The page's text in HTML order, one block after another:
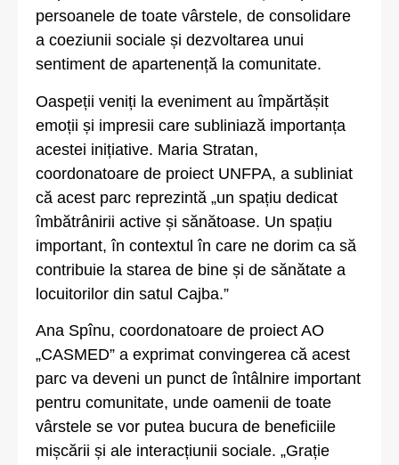
persoanele de toate vârstele, de consolidare
a coeziunii sociale și dezvoltarea unui
sentiment de apartenență la comunitate.
Oaspeții veniți la eveniment au împărtășit
emoții și impresii care subliniază importanța
acestei inițiative. Maria Stratan,
coordonatoare de proiect UNFPA, a subliniat
că acest parc reprezintă „un spațiu dedicat
îmbătrânirii active și sănătoase. Un spațiu
important, în contextul în care ne dorim ca să
contribuie la starea de bine și de sănătate a
locuitorilor din satul Cajba.”
Ana Spînu, coordonatoare de proiect AO
„CASMED” a exprimat convingerea că acest
parc va deveni un punct de întâlnire important
pentru comunitate, unde oamenii de toate
vârstele se vor putea bucura de beneficiile
mișcării și ale interacțiunii sociale. „Grație